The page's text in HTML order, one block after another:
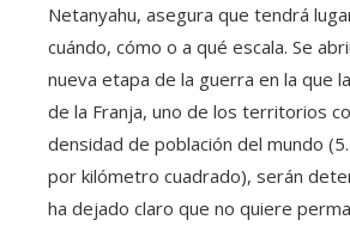
Netanyahu, asegura que tendrá
cuándo, cómo o a qué escala. Se
nueva etapa de la guerra en la que
de la Franja, uno de los territorios
densidad de población del mundo
por kilómetro cuadrado), serán
ha dejado claro que no quiere